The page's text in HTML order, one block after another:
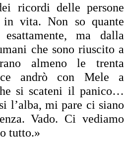
ricordi delle persone
in vita. Non so quante
ma dalla
che sono riuscito a
almeno le trenta
andrò con Mele a
si scateni il panico…
l’alba, mi pare ci siano
Vado. Ci vediamo
tutto.»